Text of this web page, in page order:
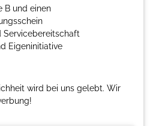
B und einen
Servicebereitschaft
Eigeninitiative
wird bei uns gelebt. Wir